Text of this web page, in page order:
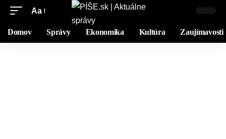
Aa
Domov Správy Ekonomika Kultúra Zaujímavosti